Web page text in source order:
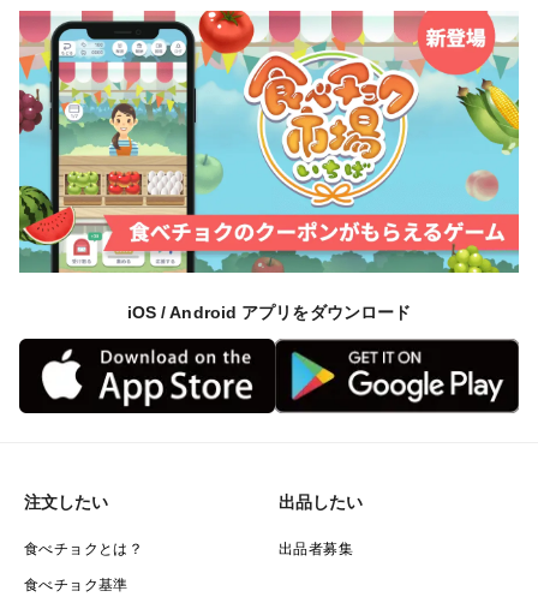
iOS / Android アプリをダウンロード
注文したい
食べチョクとは？
食べチョク基準
出品したい
出品者募集